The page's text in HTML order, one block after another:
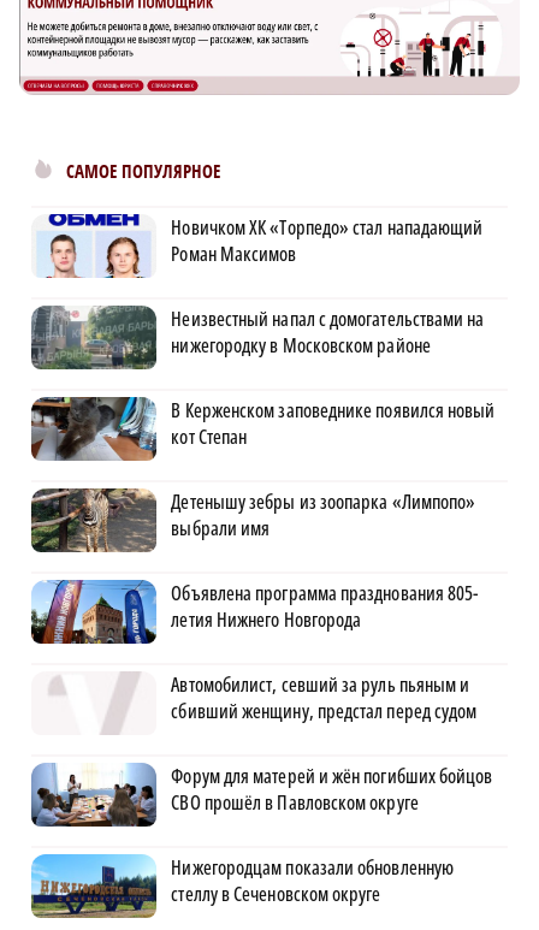
САМОЕ ПОПУЛЯРНОЕ
Новичком ХК «Торпедо» стал нападающий
Роман Максимов
Неизвестный напал с домогательствами на
нижегородку в Московском районе
В Керженском заповеднике появился новый
кот Степан
Детенышу зебры из зоопарка «Лимпопо»
выбрали имя
Объявлена программа празднования 805-
летия Нижнего Новгорода
Автомобилист, севший за руль пьяным и
сбивший женщину, предстал перед судом
Форум для матерей и жён погибших бойцов
СВО прошёл в Павловском округе
Нижегородцам показали обновленную
стеллу в Сеченовском округе